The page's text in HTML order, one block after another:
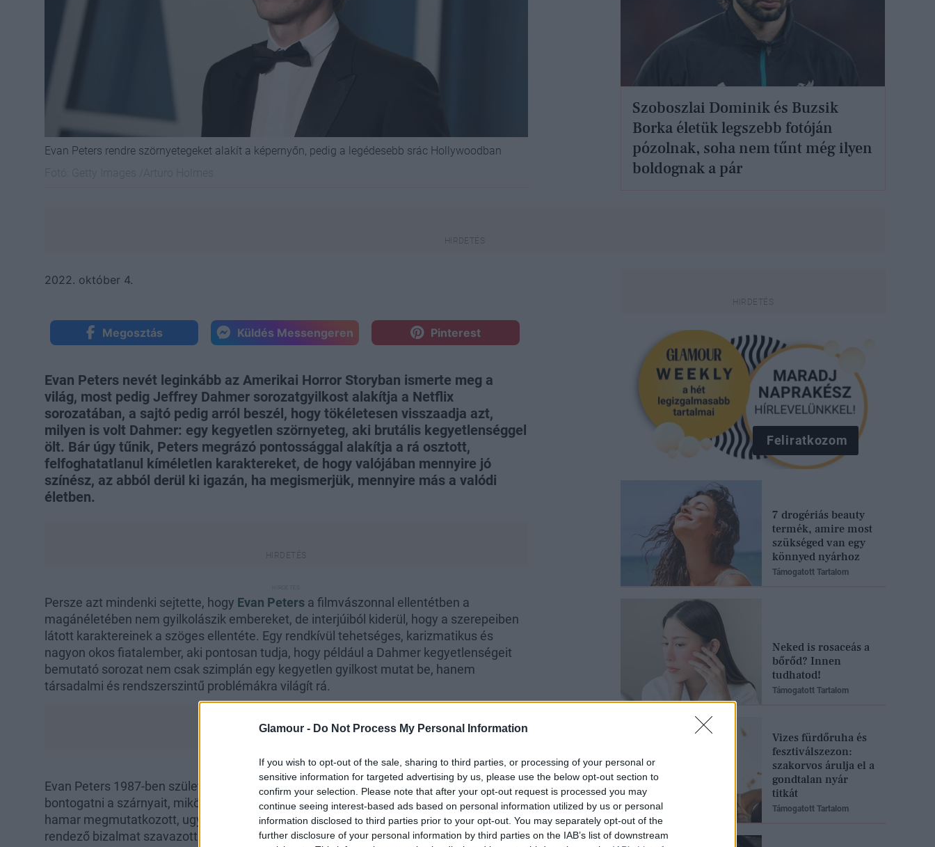
Glamour - Do Not Process My Personal Information
If you wish to opt-out of the sale, sharing to third parties, or processing of your personal or
sensitive information for targeted advertising by us, please use the below opt-out section to
confirm your selection. Please note that after your opt-out request is processed you may
continue seeing interest-based ads based on personal information utilized by us or personal
information disclosed to third parties prior to your opt-out. You may separately opt-out of the
further disclosure of your personal information by third parties on the IAB’s list of downstream
Evan Peters rendre szörnyetegeket alakít a képernyőn, pedig a legédesebb srác Hollywoodban
Szoboszlai Dominik és Buzsik
Borka életük legszebb fotóján
pózolnak, soha nem tűnt még ilyen
boldognak a pár
2022. október 4.
Megosztás Küldés Messengeren Pinterest
Evan Peters nevét leginkább az Amerikai Horror Storyban ismerte meg a
világ, most pedig Jeffrey Dahmer sorozatgyilkost alakítja a Netflix
sorozatában, a sajtó pedig arról beszél, hogy tökéletesen visszaadja azt,
milyen is volt Dahmer: egy kegyetlen szörnyeteg, aki brutális kegyetlenséggel
ölt. Bár úgy tűnik, Peters megrázó pontossággal alakítja a rá osztott,
felfoghatatlanul kíméletlen karaktereket, de hogy valójában mennyire jó
színész, az abból derül ki igazán, ha megismerjük, mennyire más a valódi
életben.
Persze azt mindenki sejtette, hogy Evan Peters a filmvászonnal ellentétben a
magánéletében nem gyilkolászik embereket, de interjúiból kiderül, hogy a szerepeiben
látott karaktereinek a szöges ellentéte. Egy rendkívül tehetséges, karizmatikus és
nagyon okos fiatalember, aki pontosan tudja, hogy például a Dahmer kegyetlenségeit
bemutató sorozat nem csak szimplán egy kegyetlen gyilkost mutat be, hanem
társadalmi és rendszerszintű problémákra világít rá.
Evan Peters 1987-ben született, két testvére van, és 2001-ben modellként kezdte
bontogatni a szárnyait, miközben színjátszást is tanult. Tehetsége egyébként nagyon
hamar megmutatkozott, ugyanis élete második meghallgatásán Michael Picchiottino
rendező bizalmat szavazott neki, és megkapta Adam Sheppard szerepét a Clipping
Feliratkozom
7 drogériás beauty
termék, amire most
szükséged van egy
könnyed nyárhoz
Támogatott Tartalom
Neked is rosaceás a
bőrőd? Innen
tudhatod!
Támogatott Tartalom
Vizes fürdőruha és
fesztiválszezon:
szakorvos árulja el a
gondtalan nyár
titkát
Támogatott Tartalom